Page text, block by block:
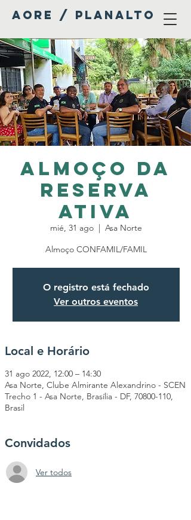
AORE / PLANALTO
Almoço da
Reserva
Ativa
mié, 31 ago
  |
Asa Norte
Almoço CONFAMIL/FAMIL
O registro está fechado
Ver outros eventos
Local e Horário
31 ago 2022, 12:00 – 14:30
Asa Norte, Clube Almirante Alexandrino - SCEN
Trecho 1 - Asa Norte, Brasília - DF, 70800-110,
Brasil
Convidados
Ver todos